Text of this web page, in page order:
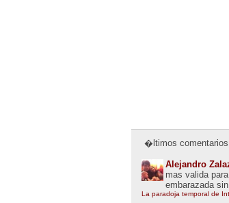
�ltimos comentarios
Alejandro
mas valida
embarazada
La paradoja temporal de